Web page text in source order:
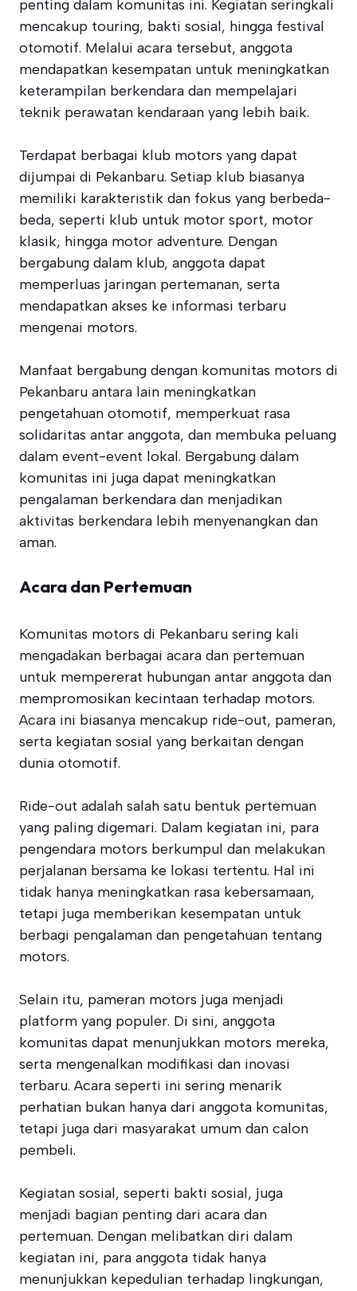
penting dalam komunitas ini. Kegiatan seringkali
mencakup touring, bakti sosial, hingga festival
otomotif. Melalui acara tersebut, anggota
mendapatkan kesempatan untuk meningkatkan
keterampilan berkendara dan mempelajari
teknik perawatan kendaraan yang lebih baik.
Terdapat berbagai klub motors yang dapat
dijumpai di Pekanbaru. Setiap klub biasanya
memiliki karakteristik dan fokus yang berbeda-
beda, seperti klub untuk motor sport, motor
klasik, hingga motor adventure. Dengan
bergabung dalam klub, anggota dapat
memperluas jaringan pertemanan, serta
mendapatkan akses ke informasi terbaru
mengenai motors.
Manfaat bergabung dengan komunitas motors di
Pekanbaru antara lain meningkatkan
pengetahuan otomotif, memperkuat rasa
solidaritas antar anggota, dan membuka peluang
dalam event-event lokal. Bergabung dalam
komunitas ini juga dapat meningkatkan
pengalaman berkendara dan menjadikan
aktivitas berkendara lebih menyenangkan dan
aman.
Acara dan Pertemuan
Komunitas motors di Pekanbaru sering kali
mengadakan berbagai acara dan pertemuan
untuk mempererat hubungan antar anggota dan
mempromosikan kecintaan terhadap motors.
Acara ini biasanya mencakup ride-out, pameran,
serta kegiatan sosial yang berkaitan dengan
dunia otomotif.
Ride-out adalah salah satu bentuk pertemuan
yang paling digemari. Dalam kegiatan ini, para
pengendara motors berkumpul dan melakukan
perjalanan bersama ke lokasi tertentu. Hal ini
tidak hanya meningkatkan rasa kebersamaan,
tetapi juga memberikan kesempatan untuk
berbagi pengalaman dan pengetahuan tentang
motors.
Selain itu, pameran motors juga menjadi
platform yang populer. Di sini, anggota
komunitas dapat menunjukkan motors mereka,
serta mengenalkan modifikasi dan inovasi
terbaru. Acara seperti ini sering menarik
perhatian bukan hanya dari anggota komunitas,
tetapi juga dari masyarakat umum dan calon
pembeli.
Kegiatan sosial, seperti bakti sosial, juga
menjadi bagian penting dari acara dan
pertemuan. Dengan melibatkan diri dalam
kegiatan ini, para anggota tidak hanya
menunjukkan kepedulian terhadap lingkungan,